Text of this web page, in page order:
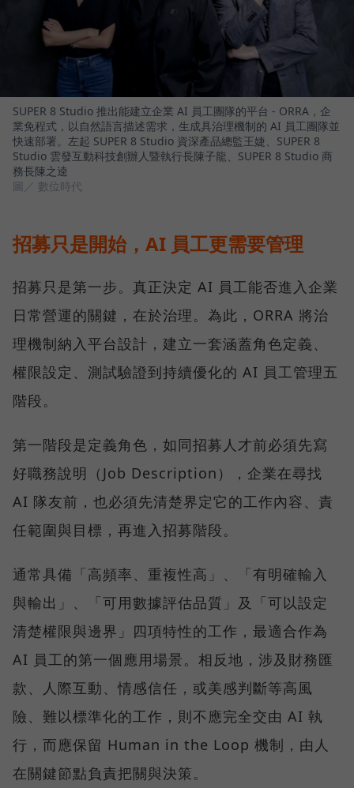
SUPER 8 Studio 推出能建立企業 AI 員工團隊的平台 - ORRA，企
業免程式，以自然語言描述需求，生成具治理機制的 AI 員工團隊並
快速部署。左起 SUPER 8 Studio 資深產品總監王婕、SUPER 8
Studio 雲發互動科技創辦人暨執行長陳子龍、SUPER 8 Studio 商
務長陳之逵
圖／ 數位時代
招募只是開始，AI 員工更需要管理
招募只是第一步。真正決定 AI 員工能否進入企業
日常營運的關鍵，在於治理。為此，ORRA 將治
理機制納入平台設計，建立一套涵蓋角色定義、
權限設定、測試驗證到持續優化的 AI 員工管理五
階段。
第一階段是定義角色，如同招募人才前必須先寫
好職務說明（Job Description），企業在尋找
AI 隊友前，也必須先清楚界定它的工作內容、責
任範圍與目標，再進入招募階段。
通常具備「高頻率、重複性高」、「有明確輸入
與輸出」、「可用數據評估品質」及「可以設定
清楚權限與邊界」四項特性的工作，最適合作為
AI 員工的第一個應用場景。相反地，涉及財務匯
款、人際互動、情感信任，或美感判斷等高風
險、難以標準化的工作，則不應完全交由 AI 執
行，而應保留 Human in the Loop 機制，由人
在關鍵節點負責把關與決策。